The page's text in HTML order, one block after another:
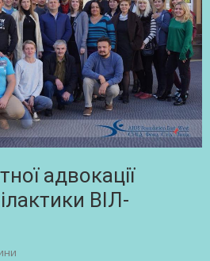
адвокації
ВІЛ-